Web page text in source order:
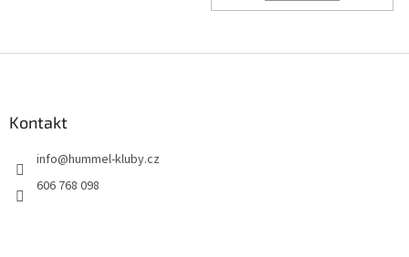
Kontakt
info@hummel-kluby.cz
606 768 098